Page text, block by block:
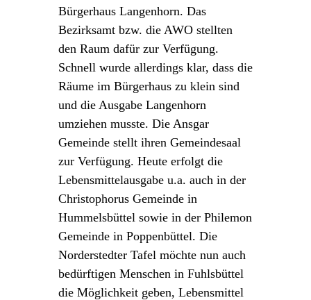
Bürgerhaus Langenhorn. Das
Bezirksamt bzw. die AWO stellten
den Raum dafür zur Verfügung.
Schnell wurde allerdings klar, dass die
Räume im Bürgerhaus zu klein sind
und die Ausgabe Langenhorn
umziehen musste. Die Ansgar
Gemeinde stellt ihren Gemeindesaal
zur Verfügung. Heute erfolgt die
Lebensmittelausgabe u.a. auch in der
Christophorus Gemeinde in
Hummelsbüttel sowie in der Philemon
Gemeinde in Poppenbüttel. Die
Norderstedter Tafel möchte nun auch
bedürftigen Menschen in Fuhlsbüttel
die Möglichkeit geben, Lebensmittel